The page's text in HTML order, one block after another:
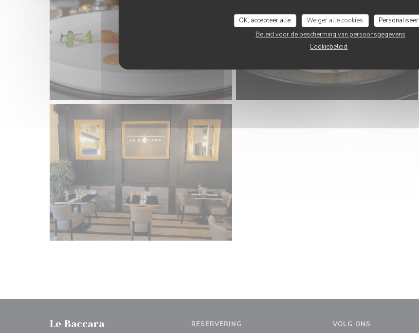
OK, accepteer alle Weiger alle cookies
Personaliseer
Beleid voor de bescherming van persoonsgegevens
Cookiebeleid
Le Baccara RESERVERING VOLG ONS